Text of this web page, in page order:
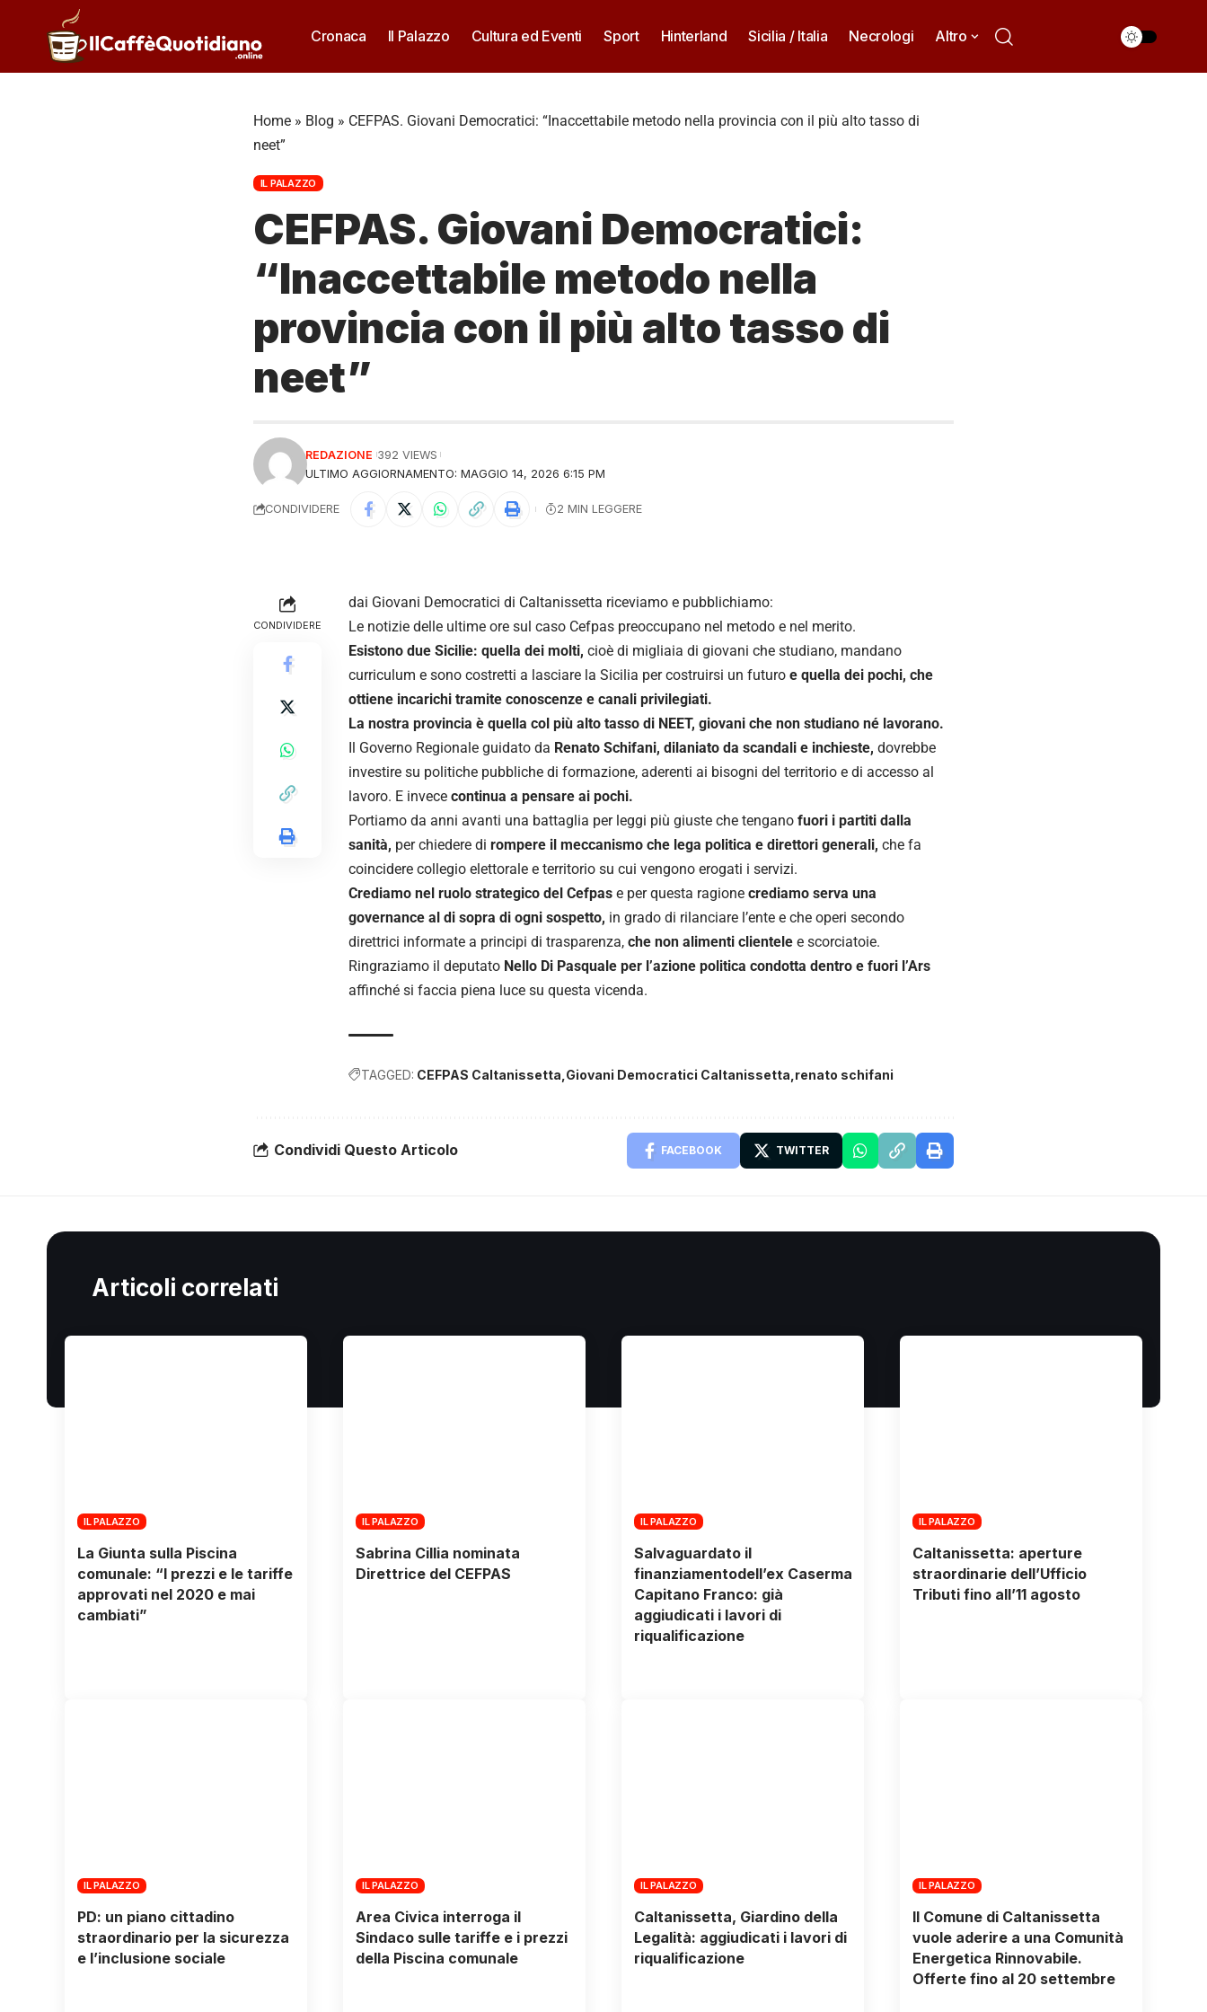
Cronaca Il Palazzo Cultura ed Eventi Sport Hinterland Sicilia / Italia Necrologi Altro
Home » Blog » CEFPAS. Giovani Democratici: “Inaccettabile metodo nella provincia con il più alto tasso di
neet”
IL PALAZZO
CEFPAS. Giovani Democratici:
“Inaccettabile metodo nella
provincia con il più alto tasso di
neet”
ULTIMO AGGIORNAMENTO: MAGGIO 14, 2026 6:15 PM
REDAZIONE 392 VIEWS
CONDIVIDERE 2 MIN LEGGERE
CONDIVIDERE
dai Giovani Democratici di Caltanissetta riceviamo e pubblichiamo:
Le notizie delle ultime ore sul caso Cefpas preoccupano nel metodo e nel merito.
Esistono due Sicilie: quella dei molti, cioè di migliaia di giovani che studiano, mandano
curriculum e sono costretti a lasciare la Sicilia per costruirsi un futuro e quella dei pochi, che
ottiene incarichi tramite conoscenze e canali privilegiati.
La nostra provincia è quella col più alto tasso di NEET, giovani che non studiano né lavorano.
Il Governo Regionale guidato da Renato Schifani, dilaniato da scandali e inchieste, dovrebbe
investire su politiche pubbliche di formazione, aderenti ai bisogni del territorio e di accesso al
lavoro. E invece continua a pensare ai pochi.
Portiamo da anni avanti una battaglia per leggi più giuste che tengano fuori i partiti dalla
sanità, per chiedere di rompere il meccanismo che lega politica e direttori generali, che fa
coincidere collegio elettorale e territorio su cui vengono erogati i servizi.
Crediamo nel ruolo strategico del Cefpas e per questa ragione crediamo serva una
governance al di sopra di ogni sospetto, in grado di rilanciare l’ente e che operi secondo
direttrici informate a principi di trasparenza, che non alimenti clientele e scorciatoie.
Ringraziamo il deputato Nello Di Pasquale per l’azione politica condotta dentro e fuori l’Ars
affinché si faccia piena luce su questa vicenda.
TAGGED: CEFPAS Caltanissetta Giovani Democratici Caltanissetta renato schifani
Condividi Questo Articolo FACEBOOK TWITTER
Articoli correlati
IL PALAZZO
La Giunta sulla Piscina
comunale: “I prezzi e le tariffe
approvati nel 2020 e mai
cambiati”
IL PALAZZO
Sabrina Cillia nominata
Direttrice del CEFPAS
IL PALAZZO
Salvaguardato il
finanziamentodell’ex Caserma
Capitano Franco: già
aggiudicati i lavori di
riqualificazione
IL PALAZZO
Caltanissetta: aperture
straordinarie dell’Ufficio
Tributi fino all’11 agosto
IL PALAZZO
PD: un piano cittadino
straordinario per la sicurezza
e l’inclusione sociale
IL PALAZZO
Area Civica interroga il
Sindaco sulle tariffe e i prezzi
della Piscina comunale
IL PALAZZO
Caltanissetta, Giardino della
Legalità: aggiudicati i lavori di
riqualificazione
IL PALAZZO
Il Comune di Caltanissetta
vuole aderire a una Comunità
Energetica Rinnovabile.
Offerte fino al 20 settembre